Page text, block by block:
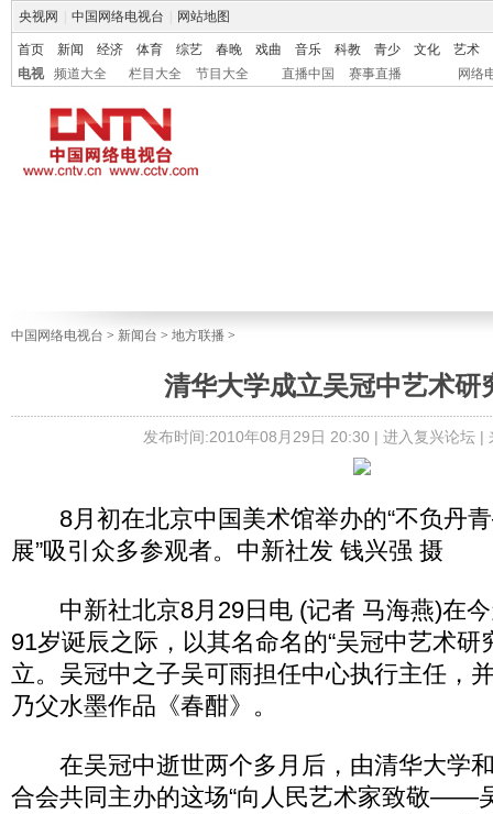
央视网 中国网络电视台 网站地图
首页 新闻 经济 体育 综艺 春晚 戏曲 音乐 科教 青少 文化
艺术
电视
频道大全 栏目大全 节目大全 直播中国 赛事直播 网络
中国网络电视台 > 新闻台 > 地方联播 >
清华大学成立吴冠中艺术研
发布时间:2010年08月29日 20:30 | 进入复兴论坛|
8月初在北京中国美术馆举办的“不负丹
展”吸引众多参观者。中新社发 钱兴强 摄
中新社北京8月29日电 (记者 马海燕)在今
91岁诞辰之际，以其名命名的“吴冠中艺术研
立。吴冠中之子吴可雨担任中心执行主任，
乃父水墨作品《春酣》。
在吴冠中逝世两个多月后，由清华大学
合会共同主办的这场“向人民艺术家致敬——